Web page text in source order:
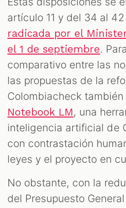
artículo 11 y del 34 al
radicada por el
el 1 de septiembre.
comparativo entre las
las propuestas de la
Colombiacheck
Notebook LM, una
inteligencia artificial de
con contrastación
leyes y el proyecto en
No obstante, con la
del Presupuesto